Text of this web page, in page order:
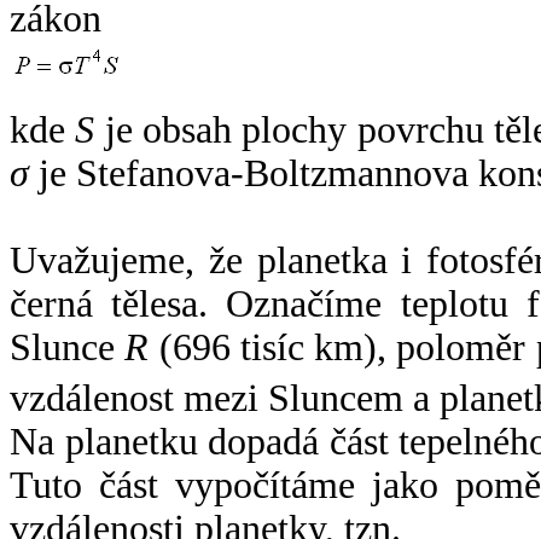
zákon
kdeS je obsah plochy povrchu
σje Stefanova-Boltzmannova
Uvažujeme, že planetka i
černá tělesa. Označíme
SlunceR (696 tisíc km),
vzdálenost mezi Sluncem a
Na planetku dopadá část
Tuto část vypočítáme jako
vzdálenosti planetky, tzn.